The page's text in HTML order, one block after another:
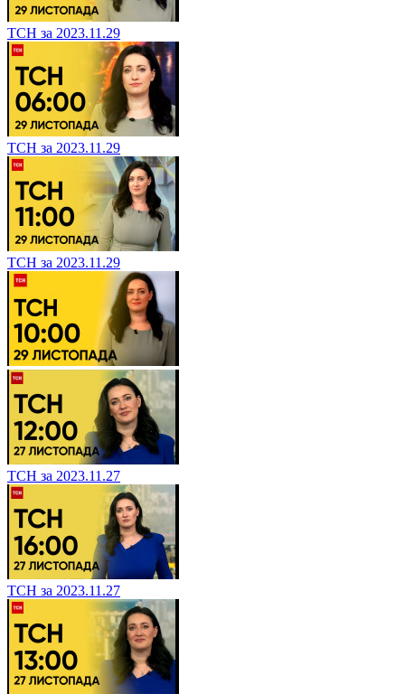
ТСН за 2023.11.29
ТСН за 2023.11.29
ТСН за 2023.11.29
ТСН за 2023.11.27
ТСН за 2023.11.27